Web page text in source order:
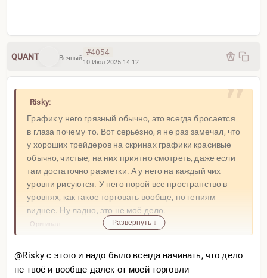
QUANT Вечный
#4054
10 Июл 2025 14:12
Risky:
График у него грязный обычно, это всегда бросается
в глаза почему-то. Вот серьёзно, я не раз замечал, что
у хороших трейдеров на скринах графики красивые
обычно, чистые, на них приятно смотреть, даже если
там достаточно разметки. А у него на каждый чих
уровни рисуются. У него порой все пространство в
уровнях, как такое торговать вообще, но гениям
виднее. Ну ладно, это не моё дело.
Оригинал Развернуть ↓
@Risky с этого и надо было всегда начинать, что дело
не твоё и вообще далек от моей торговли